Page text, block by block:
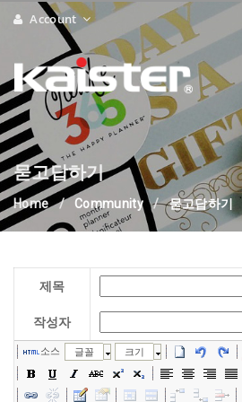
Account
묻고답하기
Home Community 묻고답하기
제목
작성자
소스 글꼴 크기